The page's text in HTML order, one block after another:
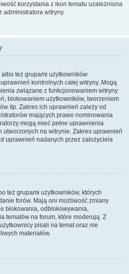
korzystania z ikon tematu uzależniona
administratora witryny.
też grupami użytkowników
kontrolnych całej witryny. Mogą
związane z funkcjonowaniem witryny
blokowaniem użytkowników, tworzeniem
itp. Zakres ich uprawnień zależy od
mających prawo nominowania
mogą mieć pełne uprawnienia
utworzonych na witrynie. Zakres uprawnień
uprawnień nadanych przez założyciela
też grupami użytkowników, których
forów. Mają oni możliwość zmiany
blokowania, odblokowywania,
tematów na forum, które moderują. Z
pisali na temat oraz nie
materiałów.